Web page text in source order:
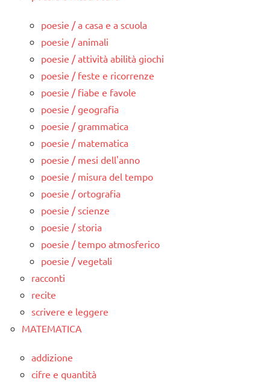
poesie / a casa e a scuola
poesie / animali
poesie / attività abilità giochi
poesie / feste e ricorrenze
poesie / fiabe e favole
poesie / geografia
poesie / grammatica
poesie / matematica
poesie / mesi dell'anno
poesie / misura del tempo
poesie / ortografia
poesie / scienze
poesie / storia
poesie / tempo atmosferico
poesie / vegetali
racconti
recite
scrivere e leggere
MATEMATICA
addizione
cifre e quantità